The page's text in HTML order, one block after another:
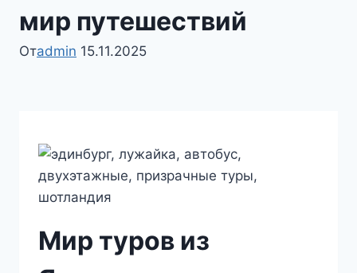
мир путешествий
Отadmin 15.11.2025
Мир туров из